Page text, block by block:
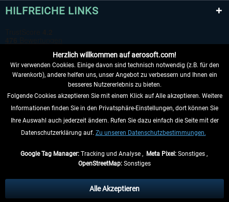
HILFREICHE LINKS
VERTRAG WIDERRUFEN
INFORMATIONEN
anders beschrieben.
** Gilt für Lieferungen innerhalb Deutschlands, Lieferzeiten für andere Länder
Herzlich willkommen auf aerosoft.com!
Wir verwenden Cookies. Einige davon sind technisch notwendig (z.B. für den
Warenkorb), andere helfen uns, unser Angebot zu verbessern und Ihnen ein
besseres Nutzererlebnis zu bieten.
Folgende Cookies akzeptieren Sie mit einem Klick auf Alle akzeptieren. Weitere
Informationen finden Sie in den Privatsphäre-Einstellungen, dort können Sie
Ihre Auswahl auch jederzeit ändern. Rufen Sie dazu einfach die Seite mit der
Datenschutzerklärung auf. Zu unseren Datenschutzbestimmungen.
Google Tag Manager:Tracking und Analyse , Meta Pixel:Sonstiges ,
OpenStreetMap: Sonstiges
Alle Akzeptieren